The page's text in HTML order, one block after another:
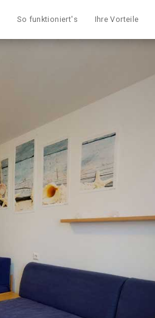
So funktioniert's Ihre Vorteile